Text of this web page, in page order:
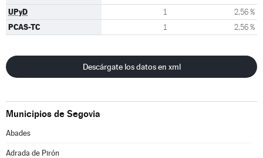
UPyD 1 2,56 %
PCAS-TC 1 2,56 %
Descárgate los datos en xml
Municipios de Segovia
Abades
Adrada de Pirón